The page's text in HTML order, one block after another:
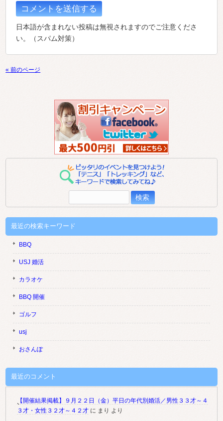
日本語が含まれない投稿は無視されますのでご注意くださ
い。（スパム対策）
« 前のページ
索:
最近の検索キーワード
BBQ
USJ 婚活
カラオケ
BBQ 開催
ゴルフ
usj
おさんぽ
最近のコメント
【開催結果掲載】９月２２日（金）平日の年代別婚活／男性３３才～４
３才・女性３２才～４２才 に まり より